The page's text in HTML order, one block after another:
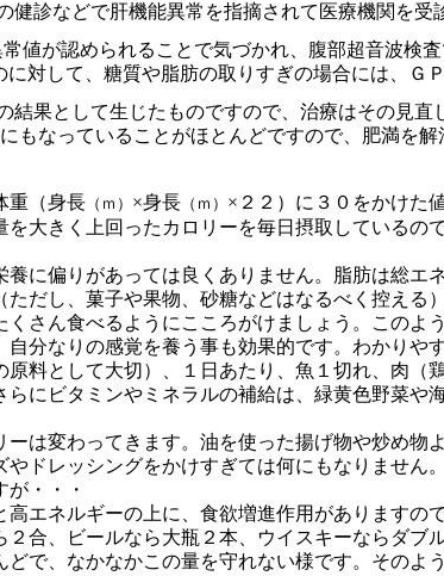
診などで肝機能異常を指摘されて医療機関を受
値が認められることで気づかれ、腹部超音波
対して、糖質や脂肪の取りすぎの場合には、Ｇ
果として生じたものですので、治療はその見
もなっていることがほとんどですので、肥満を
重（身長（ｍ） ×身長（ｍ） ×２２）に３０をかけた
大きく上回ったカロリーを毎日摂取しているの
養に偏りがあっては良くありません。脂肪は総
だし、菓子や果物、砂糖などはなるべく控える
さん食べるようにこころがけましょう。このよ
分なりの感覚を養う事も効果的です。わかりや
料として大切）、１日あたり、魚１切れ、肉（
にビタミンやミネラルの補給は、緑黄色野菜や
ーは変わってきます。油を使った揚げ物や炒め物
ドレッシングをかけすぎては何にもなりませ
・・・
高エネルギーの上に、食欲増進作用があります
合、ビールなら大瓶２本、ウイスキーならダブ
で、なかなかこの量を守れない様です。そのよ